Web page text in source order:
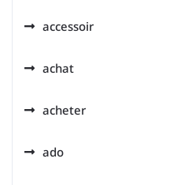
accessoir
achat
acheter
ado